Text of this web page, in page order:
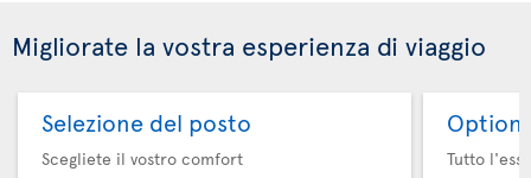
Migliorate la vostra esperienza di viaggio
Selezione del posto
Scegliete il vostro comfort
Option
Tutto